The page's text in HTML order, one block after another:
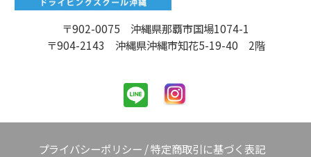
〒902-0075 沖縄県那覇市国場1074-1
〒904-2143 沖縄県沖縄市知花5-19-40 2階
プライバシーポリシー /特定商取引に基づく表記